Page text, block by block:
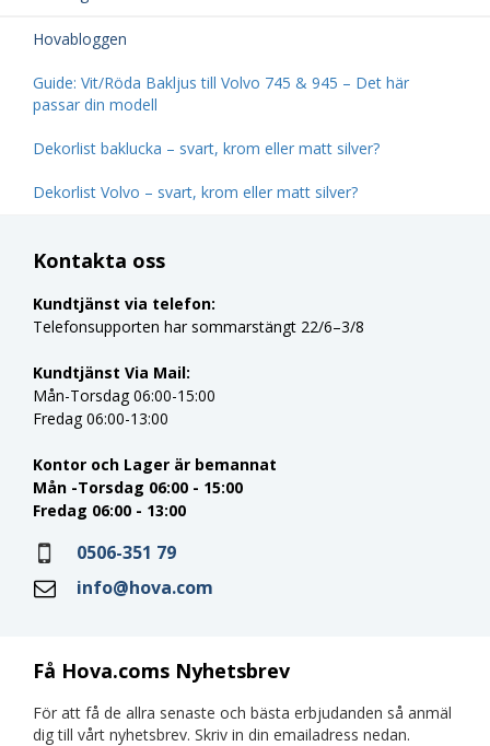
Hovabloggen
Guide: Vit/Röda Bakljus till Volvo 745 & 945 – Det här
passar din modell
Dekorlist baklucka – svart, krom eller matt silver?
Dekorlist Volvo – svart, krom eller matt silver?
Få Hova.coms Nyhetsbrev
För att få de allra senaste och bästa erbjudanden så anmäl
dig till vårt nyhetsbrev. Skriv in din emailadress nedan.
Kontakta oss
Kundtjänst via telefon:
Telefonsupporten har sommarstängt 22/6–3/8
Kundtjänst Via Mail:
Mån-Torsdag 06:00-15:00
Fredag 06:00-13:00
Kontor och Lager är bemannat
Mån -Torsdag 06:00 - 15:00
Fredag 06:00 - 13:00
0506-351 79
info@hova.com